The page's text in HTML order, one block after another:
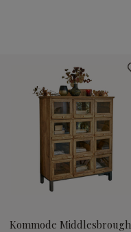
Kommode Middlesbrough